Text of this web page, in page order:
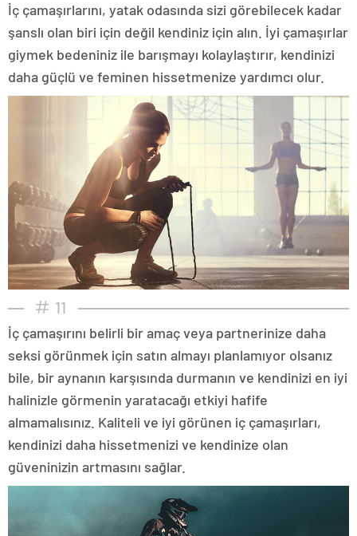
İç çamaşırlarını, yatak odasında sizi görebilecek kadar
şanslı olan biri için değil kendiniz için alın. İyi çamaşırlar
giymek bedeniniz ile barışmayı kolaylaştırır, kendinizi
daha güçlü ve feminen hissetmenize yardımcı olur.
11
İç çamaşırını belirli bir amaç veya partnerinize daha
seksi görünmek için satın almayı planlamıyor olsanız
bile, bir aynanın karşısında durmanın ve kendinizi en iyi
halinizle görmenin yaratacağı etkiyi hafife
almamalısınız. Kaliteli ve iyi görünen iç çamaşırları,
kendinizi daha hissetmenizi ve kendinize olan
güveninizin artmasını sağlar.